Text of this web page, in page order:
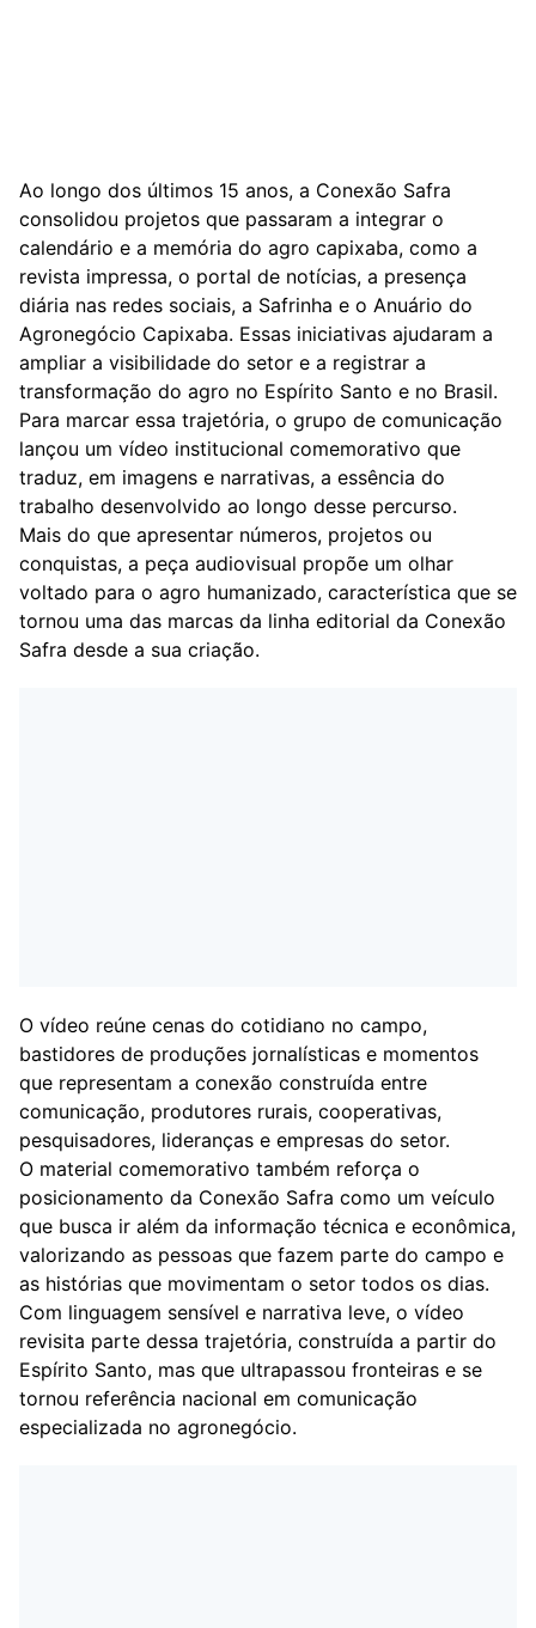
Ao longo dos últimos 15 anos, a Conexão Safra
consolidou projetos que passaram a integrar o
calendário e a memória do agro capixaba, como a
revista impressa, o portal de notícias, a presença
diária nas redes sociais, a Safrinha e o Anuário do
Agronegócio Capixaba. Essas iniciativas ajudaram a
ampliar a visibilidade do setor e a registrar a
transformação do agro no Espírito Santo e no Brasil.
Para marcar essa trajetória, o grupo de comunicação
lançou um vídeo institucional comemorativo que
traduz, em imagens e narrativas, a essência do
trabalho desenvolvido ao longo desse percurso.
Mais do que apresentar números, projetos ou
conquistas, a peça audiovisual propõe um olhar
voltado para o agro humanizado, característica que se
tornou uma das marcas da linha editorial da Conexão
Safra desde a sua criação.
O vídeo reúne cenas do cotidiano no campo,
bastidores de produções jornalísticas e momentos
que representam a conexão construída entre
comunicação, produtores rurais, cooperativas,
pesquisadores, lideranças e empresas do setor.
O material comemorativo também reforça o
posicionamento da Conexão Safra como um veículo
que busca ir além da informação técnica e econômica,
valorizando as pessoas que fazem parte do campo e
as histórias que movimentam o setor todos os dias.
Com linguagem sensível e narrativa leve, o vídeo
revisita parte dessa trajetória, construída a partir do
Espírito Santo, mas que ultrapassou fronteiras e se
tornou referência nacional em comunicação
especializada no agronegócio.